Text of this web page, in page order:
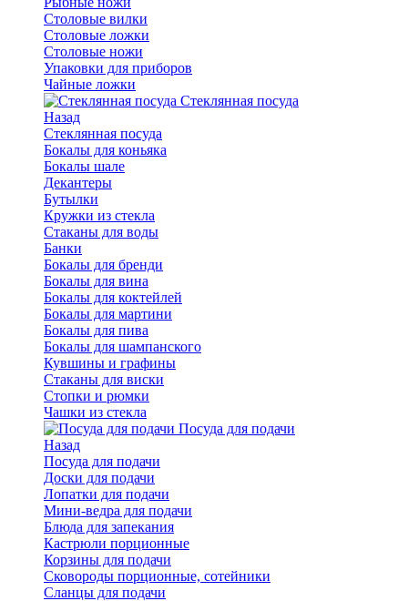
Столовые вилки
Столовые ложки
Столовые ножи
Упаковки для приборов
Чайные ложки
Стеклянная посуда
Назад
Стеклянная посуда
Бокалы для коньяка
Бокалы шале
Декантеры
Бутылки
Кружки из стекла
Стаканы для воды
Банки
Бокалы для бренди
Бокалы для вина
Бокалы для коктейлей
Бокалы для мартини
Бокалы для пива
Бокалы для шампанского
Кувшины и графины
Стаканы для виски
Стопки и рюмки
Чашки из стекла
Посуда для подачи
Назад
Посуда для подачи
Доски для подачи
Лопатки для подачи
Мини-ведра для подачи
Блюда для запекания
Кастрюли порционные
Корзины для подачи
Сковороды порционные, сотейники
Сланцы для подачи